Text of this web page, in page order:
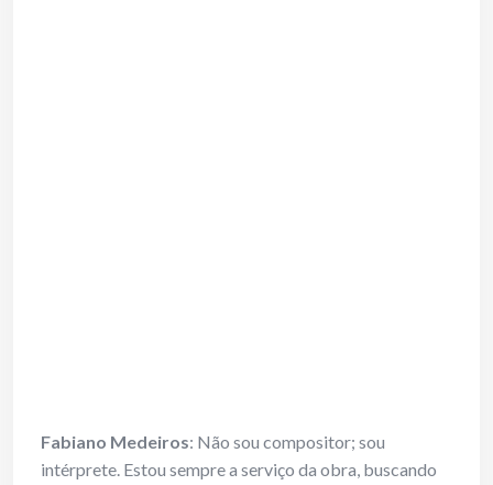
Fabiano Medeiros: Não sou compositor; sou
intérprete. Estou sempre a serviço da obra, buscando